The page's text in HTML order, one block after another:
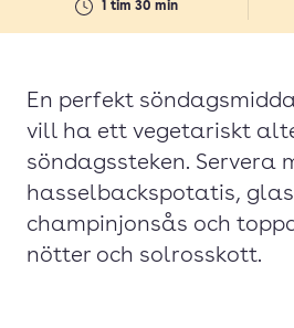
1 tim 30 min
En perfekt
vill ha ett vegetariskt
söndagssteken. Servera
hasselbackspotatis,
champinjonsås och
nötter och solrosskott.